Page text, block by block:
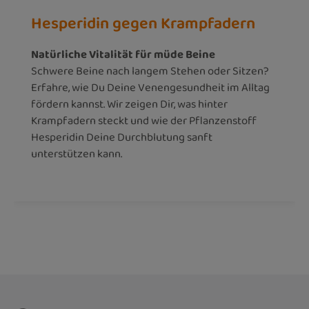
Hesperidin gegen Krampfadern
Natürliche Vitalität für müde Beine
Schwere Beine nach langem Stehen oder Sitzen?
Erfahre, wie Du Deine Venengesundheit im Alltag
fördern kannst. Wir zeigen Dir, was hinter
Krampfadern steckt und wie der Pflanzenstoff
Hesperidin Deine Durchblutung sanft
unterstützen kann.